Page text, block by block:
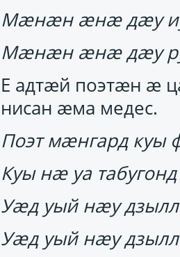
Мӕнӕн ӕнӕ дӕу
Мӕнӕн ӕнӕ дӕу
Е адтӕй поэтӕн ӕ
нисан ӕма медес.
Поэт мӕнгард куы
Куы нӕ уа
Уӕд уый нӕу
Уӕд уый нӕу